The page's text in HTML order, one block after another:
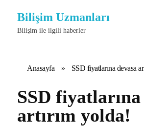
Bilişim Uzmanları
Bilişim ile ilgili haberler
Anasayfa » SSD fiyatlarına devasa
SSD fiyatlarına
artırım yolda!